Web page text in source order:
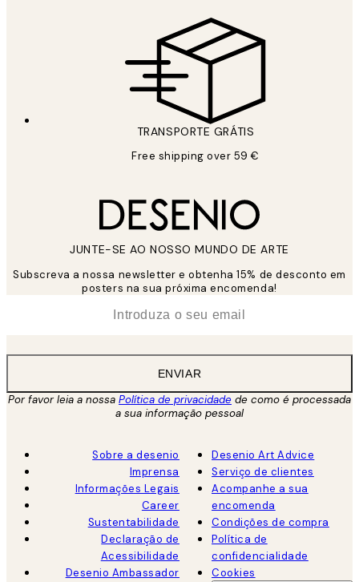
TRANSPORTE GRÁTIS
Free shipping over 59 €
JUNTE-SE AO NOSSO MUNDO DE ARTE
Subscreva a nossa newsletter e obtenha 15% de desconto em
posters na sua próxima encomenda!
ENVIAR
Por favor leia a nossa Política de privacidade de como é processada
a sua informação pessoal
Sobre a desenio
Imprensa
Informações Legais
Career
Sustentabilidade
Declaração de
Acessibilidade
Desenio Ambassador
Desenio Art Advice
Serviço de clientes
Acompanhe a sua
encomenda
Condições de compra
Política de
confidencialidade
Cookies